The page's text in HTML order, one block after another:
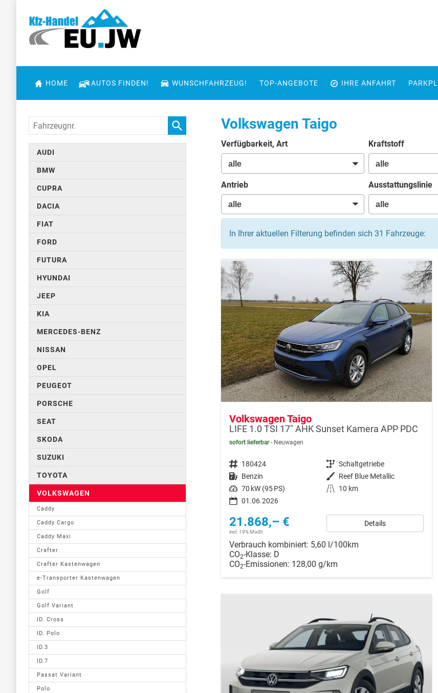
HOME AUTOS FINDEN! WUNSCHFAHRZEUG! TOP-ANGEBOTE IHRE ANFAHRT
Volkswagen Taigo
Verfügbarkeit, Art Kraftstoff
Antrieb Ausstattungslinie
In Ihrer aktuellen Filterung befinden sich 31 Fahrzeuge:
Volkswagen Taigo
LIFE 1.0 TSI 17" AHK Sunset Kamera APP PDC
sofort lieferbar Neuwagen
Fahrzeugnr. 180424 Getriebe Schaltgetriebe
Kraftstoff Benzin Außenfarbe Reef Blue Metallic
Leistung 70 kW (95 PS) Kilometerstand
10 km
01.06.2026
21.868,– €
incl. 19% MwSt.
Details
Verbrauch kombiniert: 5,60 l/100km
CO2-Klasse: D
CO2-Emissionen: 128,00 g/km
Fahrzeugnr.
AUDI
BMW
CUPRA
DACIA
FIAT
FORD
FUTURA
HYUNDAI
JEEP
KIA
MERCEDES-BENZ
NISSAN
OPEL
PEUGEOT
PORSCHE
SEAT
SKODA
SUZUKI
TOYOTA
VOLKSWAGEN
Caddy
Caddy Cargo
Caddy Maxi
Crafter
Crafter Kastenwagen
e-Transporter Kastenwagen
Golf
Golf Variant
ID. Cross
ID. Polo
ID.3
ID.7
Passat Variant
Polo